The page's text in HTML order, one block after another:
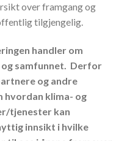
over framgang og
tilgjengelig.
handler om
samfunnet. Derfor
og andre
hvordan klima- og
tjenester kan
innsikt i hvilke